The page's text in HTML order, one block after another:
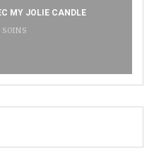
MY JOLIE CANDLE
SOINS